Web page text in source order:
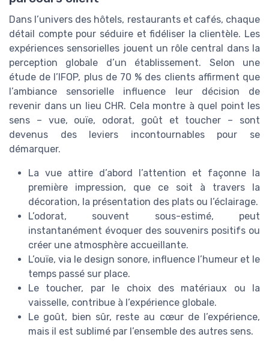
Dans l’univers des hôtels, restaurants et cafés, chaque
détail compte pour séduire et fidéliser la clientèle. Les
expériences sensorielles jouent un rôle central dans la
perception globale d’un établissement. Selon une
étude de l’IFOP, plus de 70 % des clients affirment que
l’ambiance sensorielle influence leur décision de
revenir dans un lieu CHR. Cela montre à quel point les
sens – vue, ouïe, odorat, goût et toucher – sont
devenus des leviers incontournables pour se
démarquer.
La vue attire d’abord l’attention et façonne la
première impression, que ce soit à travers la
décoration, la présentation des plats ou l’éclairage.
L’odorat, souvent sous-estimé, peut
instantanément évoquer des souvenirs positifs ou
créer une atmosphère accueillante.
L’ouïe, via le design sonore, influence l’humeur et le
temps passé sur place.
Le toucher, par le choix des matériaux ou la
vaisselle, contribue à l’expérience globale.
Le goût, bien sûr, reste au cœur de l’expérience,
mais il est sublimé par l’ensemble des autres sens.